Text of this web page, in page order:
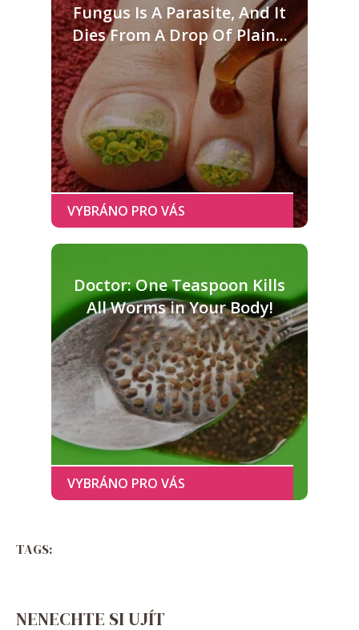
Fungus Is A Parasite, And It
Dies From A Drop Of Plain...
Doctor: One Teaspoon Kills
All Worms in Your Body!
TAGS:
NENECHTE SI UJÍT